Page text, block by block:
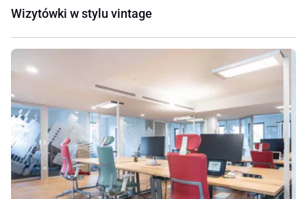
Wizytówki w stylu vintage